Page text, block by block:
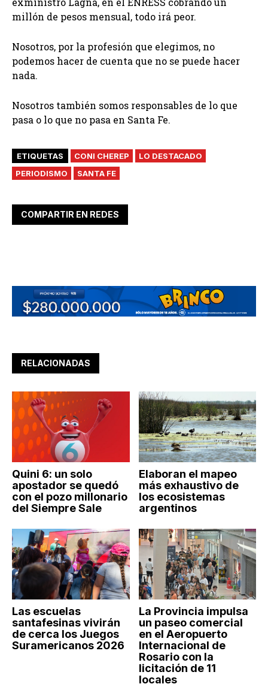
millón de pesos mensual, todo irá peor.
Nosotros, por la profesión que elegimos, no
podemos hacer de cuenta que no se puede hacer
nada.
Nosotros también somos responsables de lo que
pasa o lo que no pasa en Santa Fe.
ETIQUETAS CONI CHEREP
LO DESTACADO
PERIODISMO
SANTA FE
COMPARTIR EN REDES
RELACIONADAS
Quini 6: un solo
apostador se quedó
con el pozo millonario
del Siempre Sale
Elaboran el mapeo
más exhaustivo de
los ecosistemas
argentinos
Las escuelas
santafesinas vivirán
de cerca los Juegos
Suramericanos 2026
La Provincia impulsa
un paseo comercial
en el Aeropuerto
Internacional de
Rosario con la
licitación de 11
locales